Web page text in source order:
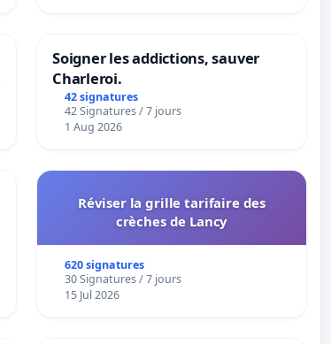
Soigner les addictions, sauver
Charleroi.
42 signatures
42 Signatures / 7 jours
1 Aug 2026
Réviser la grille tarifaire des
crèches de Lancy
620 signatures
30 Signatures / 7 jours
15 Jul 2026